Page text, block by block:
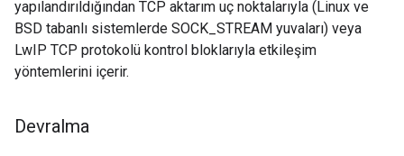
yapılandırıldığından TCP aktarım uç noktalarıyla (Linux ve
BSD tabanlı sistemlerde SOCK_STREAM yuvaları) veya
LwIP TCP protokolü kontrol bloklarıyla etkileşim
yöntemlerini içerir.
Devralma